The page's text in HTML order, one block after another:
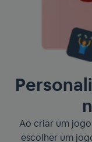
Ao criar um
escolher um